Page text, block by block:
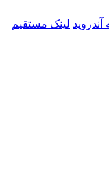
لینک مستقیم